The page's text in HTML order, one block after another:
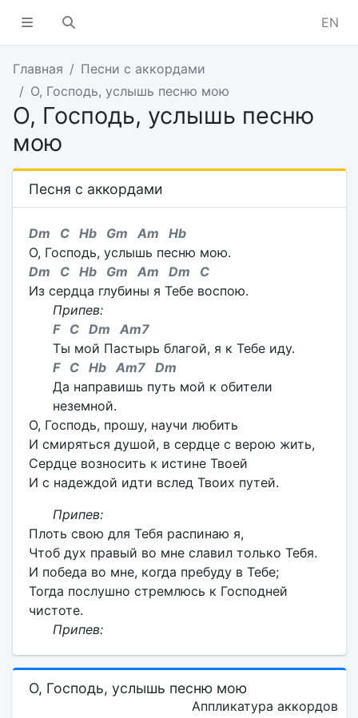
EN
Главная
Песни с аккордами
О, Господь, услышь песню мою
О, Господь, услышь песню
мою
Песня с аккордами
Dm C Hb Gm Am Hb
О, Господь, услышь песню мою.
Dm C Hb Gm Am Dm C
Из сердца глубины я Тебе воспою.
Припев:
F C Dm Am7
Ты мой Пастырь благой, я к Тебе иду.
F C Hb Am7 Dm
Да направишь путь мой к oбители
неземной.
О, Господь, прошу, научи любить
И смиряться душой, в сердце с верою жить,
Сердце возносить к истине Твоей
И с надеждой идти вслед Твоих путей.
Припев:
Плоть свою для Тебя распинаю я,
Чтоб дух правый во мне славил только Тебя.
И победа во мне, когда пребуду в Тебе;
Тогда послушно стремлюсь к Господней
чистоте.
Припев:
О, Господь, услышь песню мою
Аппликатура аккордов